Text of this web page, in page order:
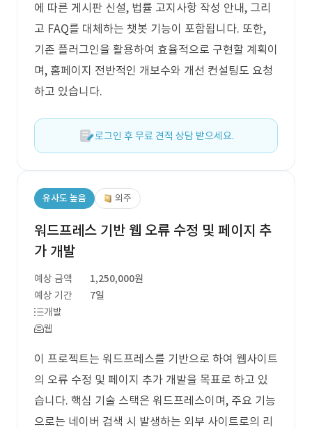
에 따른 게시판 신설, 법률 고지사항 작성 안내, 그리
고 FAQ를 대체하는 챗봇 기능이 포함됩니다. 또한,
기존 플러그인을 활용하여 효율적으로 구현할 계획이
며, 홈페이지 전반적인 개보수와 개선 컨설팅도 요청
하고 있습니다.
로그인 후 무료 견적 상담 받으세요.
유사도 높음 외주
워드프레스 기반 웹 오류 수정 및 페이지 추
가 개발
예상 금액
1,250,000원
예상 기간
7일
개발
웹
이 프로젝트는 워드프레스를 기반으로 하여 웹사이트
의 오류 수정 및 페이지 추가 개발을 목표로 하고 있
습니다. 핵심 기술 스택은 워드프레스이며, 주요 기능
으로는 네이버 검색 시 발생하는 외부 사이트로의 리